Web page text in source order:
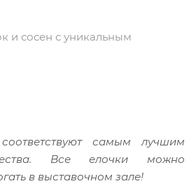
и сосен с уникальным
самым лучшим
Все елочки можно
в выставочном зале!